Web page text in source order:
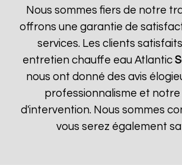
Nous sommes fiers de notre
offrons une garantie de
services. Les clients
entretien chauffe eau Atlantic
nous ont donné des avis
professionnalisme et
d'intervention. Nous sommes
vous serez également